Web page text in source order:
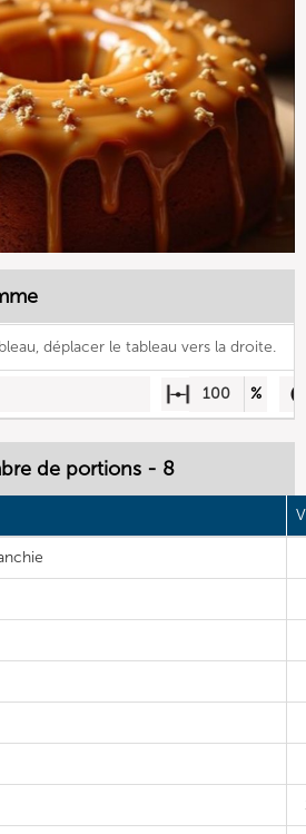
déplacer le tableau vers la droite.
100 %
de portions - 8